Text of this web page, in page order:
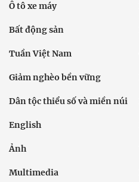
Ô tô xe máy
Bất động sản
Tuần Việt Nam
Giảm nghèo bền vững
Dân tộc thiểu số và miền núi
English
Ảnh
Multimedia